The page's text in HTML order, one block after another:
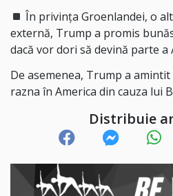
În privința Groenlandei, o
externă, Trump a promis
dacă vor dori să devină parte a
De asemenea, Trump a
razna în America din cauza lui
Distribuie